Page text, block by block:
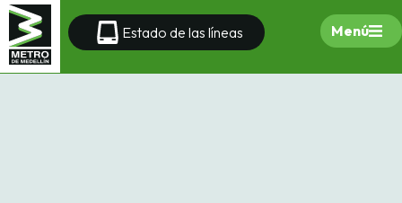
Estado de las líneas Menú